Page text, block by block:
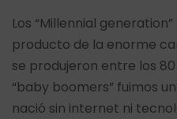
Los “Millennial
producto de la enorme
se produjeron entre los
“baby boomers” fuimos
nació sin internet ni